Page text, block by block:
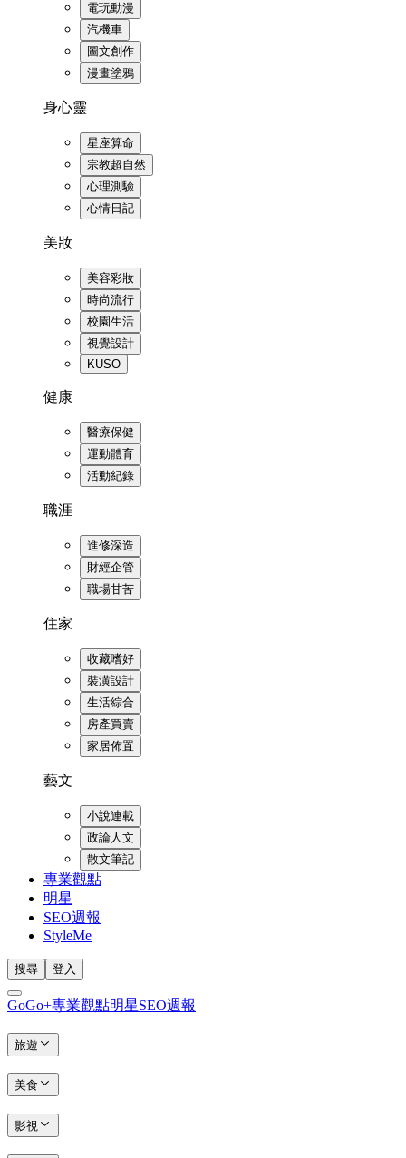
電玩動漫
汽機車
圖文創作
漫畫塗鴉
身心靈
星座算命
宗教超自然
心理測驗
心情日記
美妝
美容彩妝
時尚流行
校園生活
視覺設計
KUSO
健康
醫療保健
運動體育
活動紀錄
職涯
進修深造
財經企管
職場甘苦
住家
收藏嗜好
裝潢設計
生活綜合
房產買賣
家居佈置
藝文
小說連載
政論人文
散文筆記
專業觀點
明星
SEO週報
StyleMe
搜尋 登入
GoGo+專業觀點明星SEO週報
旅遊
美食
影視